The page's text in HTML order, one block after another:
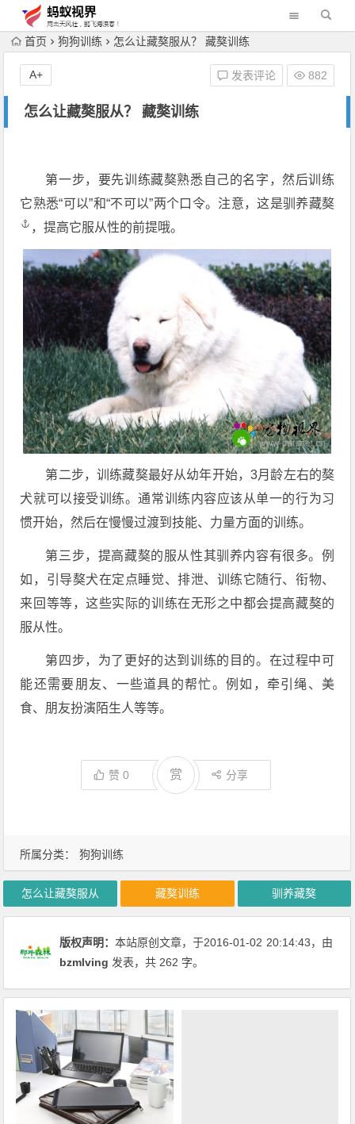
首页 狗狗训练 怎么让藏獒服从？ 藏獒训练
怎么让藏獒服从？ 藏獒训练
发表评论 882
A+
所属分类： 狗狗训练
第一步，要先训练藏獒熟悉自己的名字，然后训练
它熟悉“可以”和“不可以”两个口令。注意，这是驯养藏獒
，提高它服从性的前提哦。
第二步，训练藏獒最好从幼年开始，3月龄左右的獒
犬就可以接受训练。通常训练内容应该从单一的行为习
惯开始，然后在慢慢过渡到技能、力量方面的训练。
第三步，提高藏獒的服从性其驯养内容有很多。例
如，引导獒犬在定点睡觉、排泄、训练它随行、衔物、
来回等等，这些实际的训练在无形之中都会提高藏獒的
服从性。
第四步，为了更好的达到训练的目的。在过程中可
能还需要朋友、一些道具的帮忙。例如，牵引绳、美
食、朋友扮演陌生人等等。
赞0 赏 分享
怎么让藏獒服从 藏獒训练 驯养藏獒
版权声明：本站原创文章，于2016-01-02 20:14:43，由
bzmlving 发表，共 262 字。